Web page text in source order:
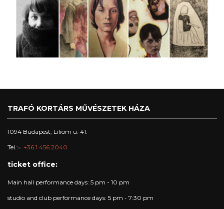
TRAFÓ KORTÁRS MŰVÉSZETEK HÁZA
1094 Budapest, Liliom u. 41.
Tel.: +36 1 456 2040
ticket office:
Main hall performance days: 5 pm - 10 pm
studio and club performance days: 5 pm - 7:30 pm